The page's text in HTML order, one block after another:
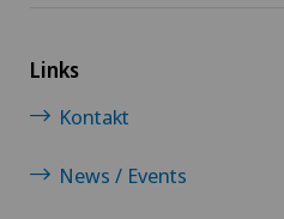
Links
Kontakt
News / Events